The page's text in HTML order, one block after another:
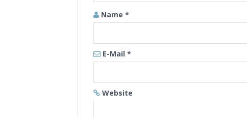
Name *
E-Mail *
Website